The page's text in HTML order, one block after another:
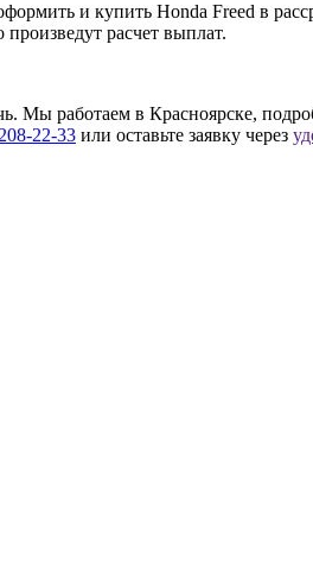
и купить Honda Freed в
расчет выплат.
Мы работаем в Красноярске,
22-33 или оставьте заявку через